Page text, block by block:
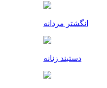
انگشتر مردانه
دستبند زنانه